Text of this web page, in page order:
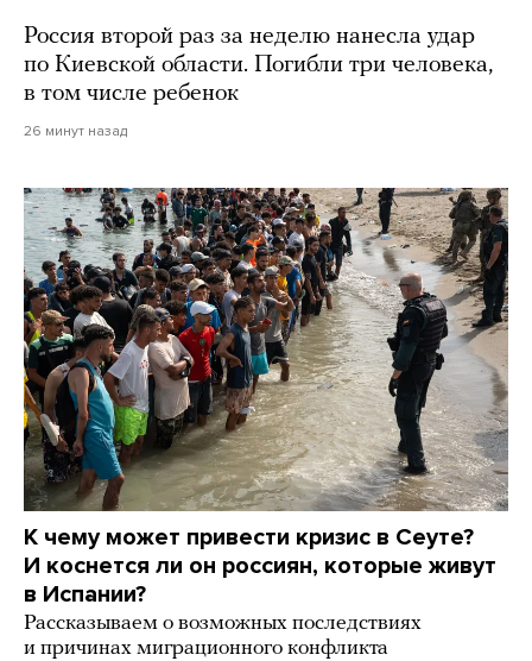
Россия второй раз за неделю нанесла удар
по Киевской области. Погибли три человека,
в том числе ребенок
26 минут назад
К чему может привести кризис в Сеуте?
И коснется ли он россиян, которые живут
в Испании?
Рассказываем о возможных последствиях
и причинах миграционного конфликта